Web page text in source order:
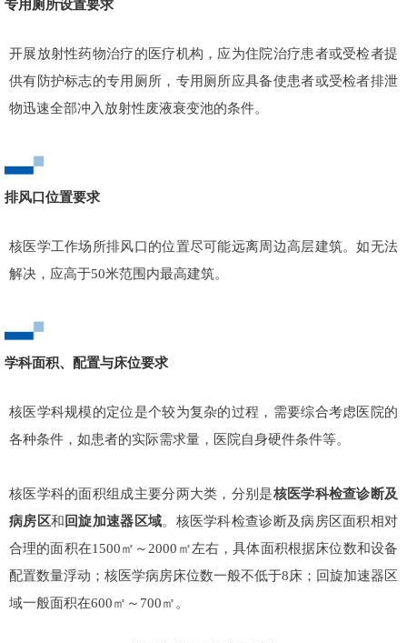
专用厕所设置要求
开展放射性药物治疗的医疗机构，应为住院治疗患者或受检者提
供有防护标志的专用厕所，专用厕所应具备使患者或受检者排泄
物迅速全部冲入放射性废液衰变池的条件。
排风口位置要求
核医学工作场所排风口的位置尽可能远离周边高层建筑。如无法
解决，应高于50米范围内最高建筑。
学科面积、配置与床位要求
核医学科规模的定位是个较为复杂的过程，需要综合考虑医院的
各种条件，如患者的实际需求量，医院自身硬件条件等。
核医学科的面积组成主要分两大类，分别是核医学科检查诊断及
病房区和 回旋加速器区域。核医学科检查诊断及病房区面积相对
合理的面积在1500㎡～2000㎡左右，具体面积根据床位数和设备
配置数量浮动；核医学病房床位数一般不低于8床；回旋加速器区
域一般面积在600㎡～700㎡。